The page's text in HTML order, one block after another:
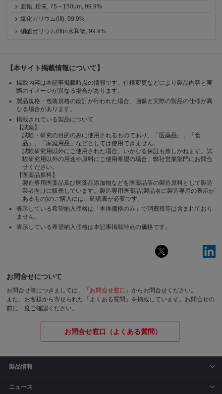
亜鉛, 粉末, 75～150μm, 99.9%
塩化ガリウム(III), 99.9%
硝酸ガリウム(III)n水和物, 99.9%
【本サイト掲載情報について】
掲載内容は本記事掲載時点の情報です。仕様変更などにより製品内容と実
際のイメージが異なる場合があります。
製品規格・包装規格の改訂が行われた場合、画像と実際の製品の仕様が異
なる場合があります。
掲載されている製品について
【試薬】
試験・研究の目的のみに使用されるものであり、「医薬品」、「食
品」、「家庭用品」などとしては使用できません。
試験研究用以外にご使用された場合、いかなる保証も致しかねます。試
験研究用以外の用途や原料にご使用希望の場合、弊社営業部門にお問合
せください。
【医薬品原料】
製造専用医薬品及び医薬品添加物などを医薬品等の製造原料として製造
業者向けに販売しています。製造専用医薬品(製品名に製造専用の表示が
あるもの)のご購入には、確認書が必要です。
表示している希望納入価格は「本体価格のみ」で消費税等は含まれており
ません。
表示している希望納入価格は本記事掲載時点の価格です。
お問合せについて
お問合せ等につきましては、「 お問合せ窓口 」からお問合せください。
また、お客様から寄せられた「よくある質問」を掲載しています。お問合せの
前に一度ご確認ください。
お問合せ窓口（よくある質問）
製品情報
ニュース